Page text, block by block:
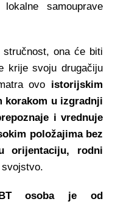
samouprave
stručnost, ona će biti
krije svoju drugačiju
ovo istorijskim
korakom u izgradnji
i vrednuje
položajima bez
orijentaciju, rodni
osoba je od